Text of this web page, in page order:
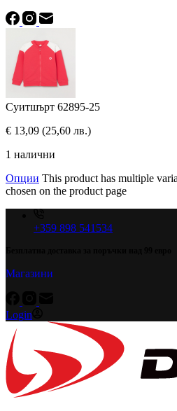
Суитшърт 62895-25
€ 13,09 (25,60 лв.)
1 налични
Опции This product has multiple
chosen on the product page
+359 898 541534
Магазини
Login